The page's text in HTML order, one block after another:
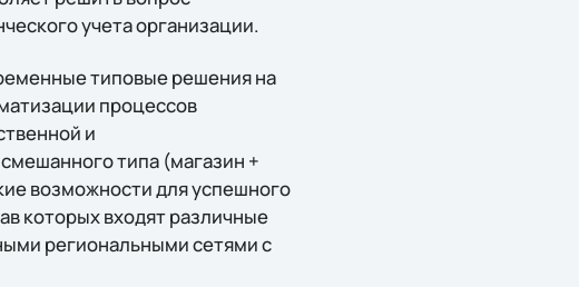
учета организации.
типовые решения на
процессов
и
типа (магазин +
возможности для успешного
которых входят различные
региональными сетями с